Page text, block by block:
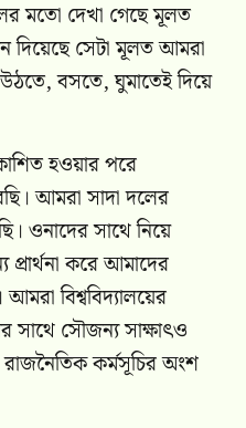
মতো দেখা গেছে মূলত
দিয়েছে সেটা মূলত আমরা
উঠতে, বসতে, ঘুমাতেই দিয়ে
হওয়ার পরে
আমরা সাদা দলের
ওনাদের সাথে নিয়ে
করে আমাদের
বিশ্ববিদ্যালয়ের
সাথে সৌজন্য সাক্ষাৎও
কর্মসূচির অংশ